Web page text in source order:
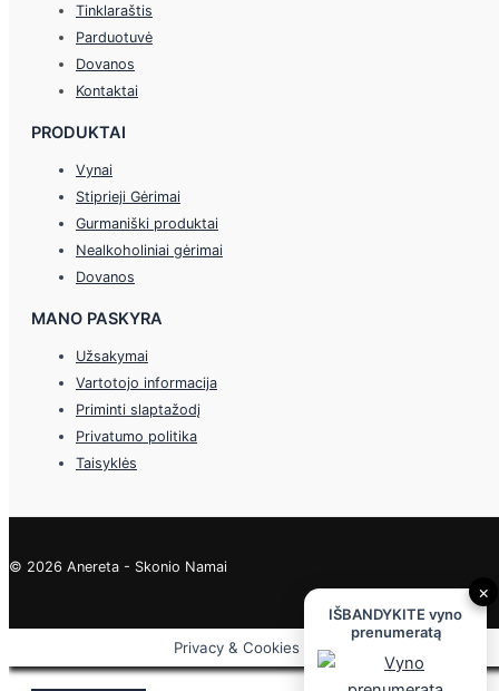
Tinklaraštis
Parduotuvė
Dovanos
Kontaktai
PRODUKTAI
Vynai
Stiprieji Gėrimai
Gurmaniški produktai
Nealkoholiniai gėrimai
Dovanos
MANO PASKYRA
Užsakymai
Vartotojo informacija
Priminti slaptažodį
Privatumo politika
Taisyklės
© 2026 Anereta - Skonio Namai
Privacy & Cookies Policy
×
IŠBANDYKITE vyno
prenumeratą